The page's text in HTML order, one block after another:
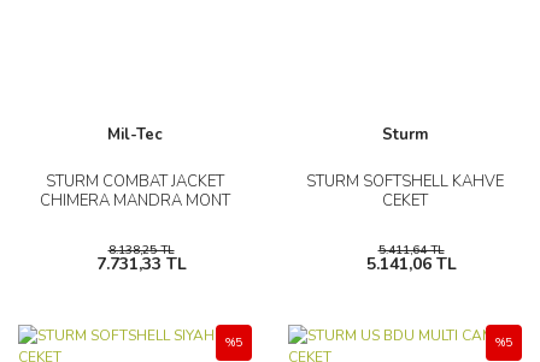
Mil-Tec
STURM COMBAT JACKET
CHIMERA MANDRA MONT
8.138,25 TL
7.731,33 TL
Sturm
STURM SOFTSHELL KAHVE
CEKET
5.411,64 TL
5.141,06 TL
%5 %5